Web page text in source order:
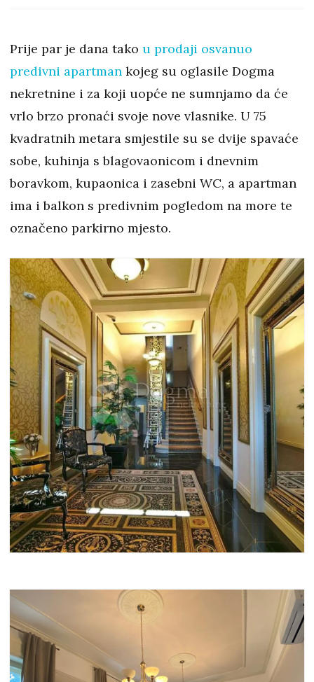
Prije par je dana tako u prodaji osvanuo
predivni apartman kojeg su oglasile Dogma
nekretnine i za koji uopće ne sumnjamo da će
vrlo brzo pronaći svoje nove vlasnike. U 75
kvadratnih metara smjestile su se dvije spavaće
sobe, kuhinja s blagovaonicom i dnevnim
boravkom, kupaonica i zasebni WC, a apartman
ima i balkon s predivnim pogledom na more te
označeno parkirno mjesto.